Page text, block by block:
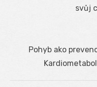
svůj
NextPohyb ako